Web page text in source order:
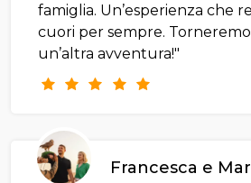
famiglia. Un’esperienza che
cuori per sempre.
un’altra avventura!"
Francesca e